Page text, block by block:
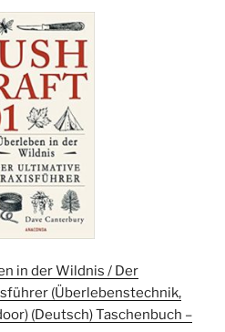
in der Wildnis / Der
(Überlebenstechnik,
(Deutsch) Taschenbuch –